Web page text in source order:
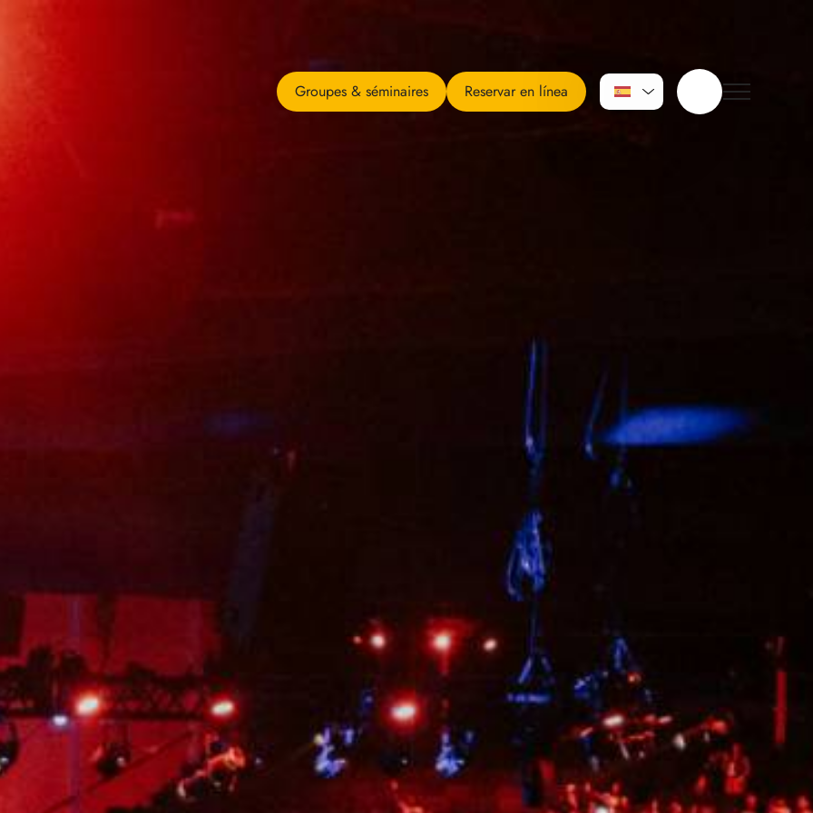
Groupes & séminaires Reservar en línea